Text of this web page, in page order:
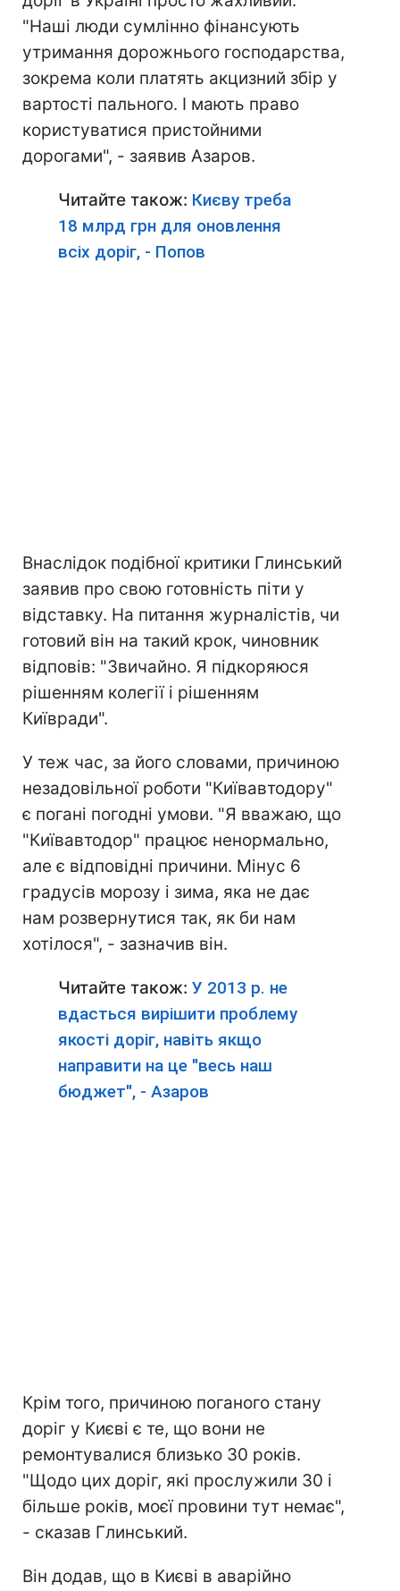
"Наші люди сумлінно фінансують
утримання дорожнього господарства,
зокрема коли платять акцизний збір у
вартості пального. І мають право
користуватися пристойними
дорогами", - заявив Азаров.
Читайте також: Києву треба
18 млрд грн для оновлення
всіх доріг, - Попов
Внаслідок подібної критики Глинський
заявив про свою готовність піти у
відставку. На питання журналістів, чи
готовий він на такий крок, чиновник
відповів: "Звичайно. Я підкоряюся
рішенням колегії і рішенням
Київради".
У теж час, за його словами, причиною
незадовільної роботи "Київавтодору"
є погані погодні умови. "Я вважаю, що
"Київавтодор" працює ненормально,
але є відповідні причини. Мінус 6
градусів морозу і зима, яка не дає
нам розвернутися так, як би нам
хотілося", - зазначив він.
Читайте також: У 2013 р. не
вдасться вирішити проблему
якості доріг, навіть якщо
направити на це "весь наш
бюджет", - Азаров
Крім того, причиною поганого стану
доріг у Києві є те, що вони не
ремонтувалися близько 30 років.
"Щодо цих доріг, які прослужили 30 і
більше років, моєї провини тут немає",
- сказав Глинський.
Він додав, що в Києві в аварійно